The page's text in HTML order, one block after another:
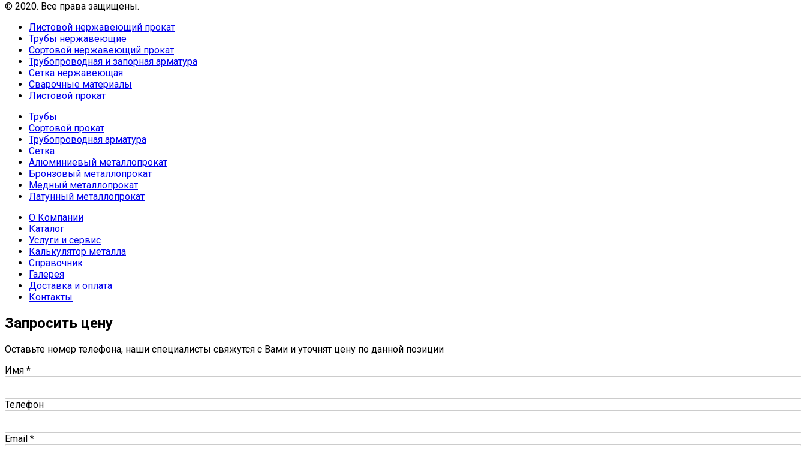
© 2020. Все права защищены.
Листовой нержавеющий прокат
Трубы нержавеющие
Сортовой нержавеющий прокат
Трубопроводная и запорная арматура
Сетка нержавеющая
Сварочные материалы
Листовой прокат
Трубы
Сортовой прокат
Трубопроводная арматура
Сетка
Алюминиевый металлопрокат
Бронзовый металлопрокат
Медный металлопрокат
Латунный металлопрокат
О Компании
Каталог
Услуги и сервис
Калькулятор металла
Справочник
Галерея
Доставка и оплата
Контакты
Запросить цену
Оставьте номер телефона, наши специалисты свяжутся с Вами и уточнят цену по данной позиции
Имя *
Телефон
Email *